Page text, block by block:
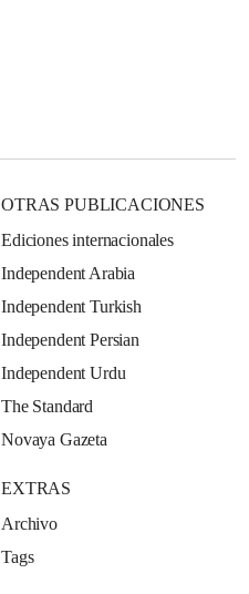
OTRAS PUBLICACIONES
Ediciones internacionales
Independent Arabia
Independent Turkish
Independent Persian
Independent Urdu
The Standard
Novaya Gazeta
EXTRAS
Archivo
Tags